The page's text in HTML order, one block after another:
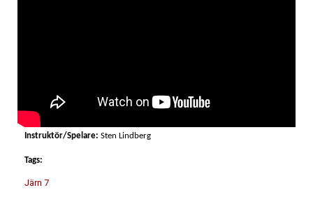
Instruktör/Spelare: Sten Lindberg
Tags:
Järn 7